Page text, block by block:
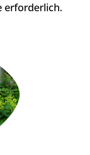
erforderlich.